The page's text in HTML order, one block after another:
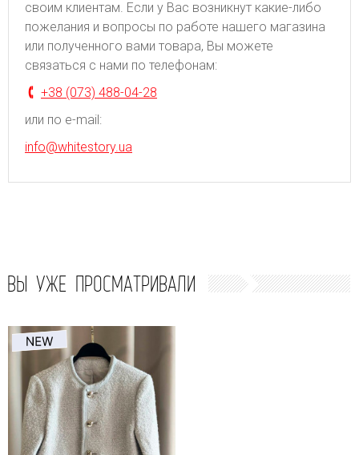
своим клиентам. Если у Вас возникнут какие-либо
пожелания и вопросы по работе нашего магазина
или полученного вами товара, Вы можете
связаться с нами по телефонам:
+38 (073) 488-04-28
или по e-mail:
info@whitestory.ua
ВЫ УЖЕ ПРОСМАТРИВАЛИ